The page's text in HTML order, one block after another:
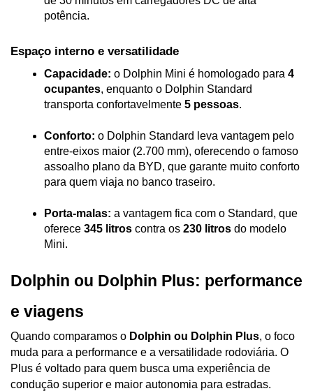
potência.
Espaço interno e versatilidade
Capacidade: o Dolphin Mini é homologado para 4
ocupantes, enquanto o Dolphin Standard
transporta confortavelmente 5 pessoas.
Conforto: o Dolphin Standard leva vantagem pelo
entre-eixos maior (2.700 mm), oferecendo o famoso
assoalho plano da BYD, que garante muito conforto
para quem viaja no banco traseiro.
Porta-malas: a vantagem fica com o Standard, que
oferece 345 litros contra os 230 litros do modelo
Mini.
Dolphin ou Dolphin Plus: performance
e viagens
Quando comparamos o Dolphin ou Dolphin Plus, o foco
muda para a performance e a versatilidade rodoviária. O
Plus é voltado para quem busca uma experiência de
condução superior e maior autonomia para estradas.